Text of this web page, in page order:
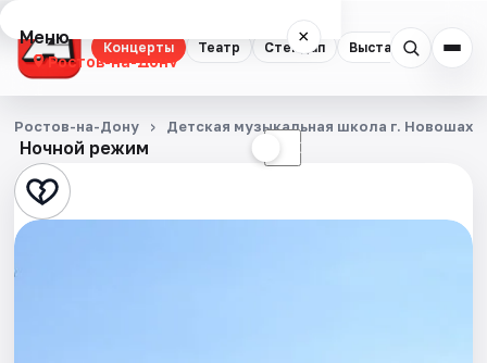
Концерты Театр Стендап Выставки
Меню ×
Ростов-на-Дону
Концерты
Театр
Стендап
Ночной режим ☾
Ростов-на-Дону Детская музыкальная школа г.